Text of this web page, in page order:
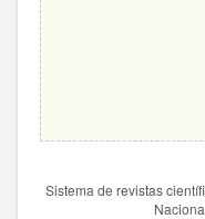
Sistema de revistas